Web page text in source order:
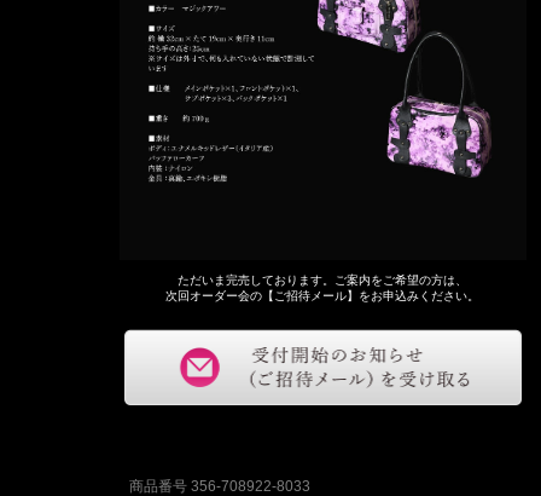
ただいま完売しております。ご案内をご希望の方は、
次回オーダー会の【ご招待メール】をお申込みください。
商品番号 356-708922-8033